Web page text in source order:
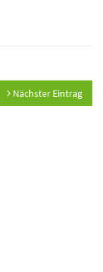
Nächster Eintrag